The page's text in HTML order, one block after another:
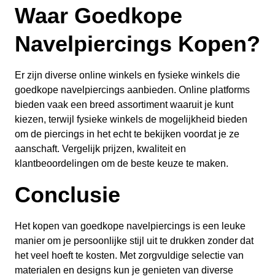
Waar Goedkope
Navelpiercings Kopen?
Er zijn diverse online winkels en fysieke winkels die
goedkope navelpiercings aanbieden. Online platforms
bieden vaak een breed assortiment waaruit je kunt
kiezen, terwijl fysieke winkels de mogelijkheid bieden
om de piercings in het echt te bekijken voordat je ze
aanschaft. Vergelijk prijzen, kwaliteit en
klantbeoordelingen om de beste keuze te maken.
Conclusie
Het kopen van goedkope navelpiercings is een leuke
manier om je persoonlijke stijl uit te drukken zonder dat
het veel hoeft te kosten. Met zorgvuldige selectie van
materialen en designs kun je genieten van diverse